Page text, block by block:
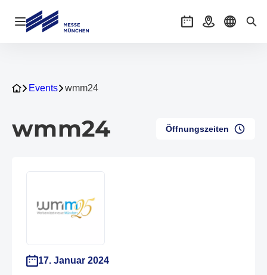
Navigation öffnen Veranstaltungen
AnreiseSprache
Events wmm24
wmm24 Öffnungszeiten
17. Januar 2024